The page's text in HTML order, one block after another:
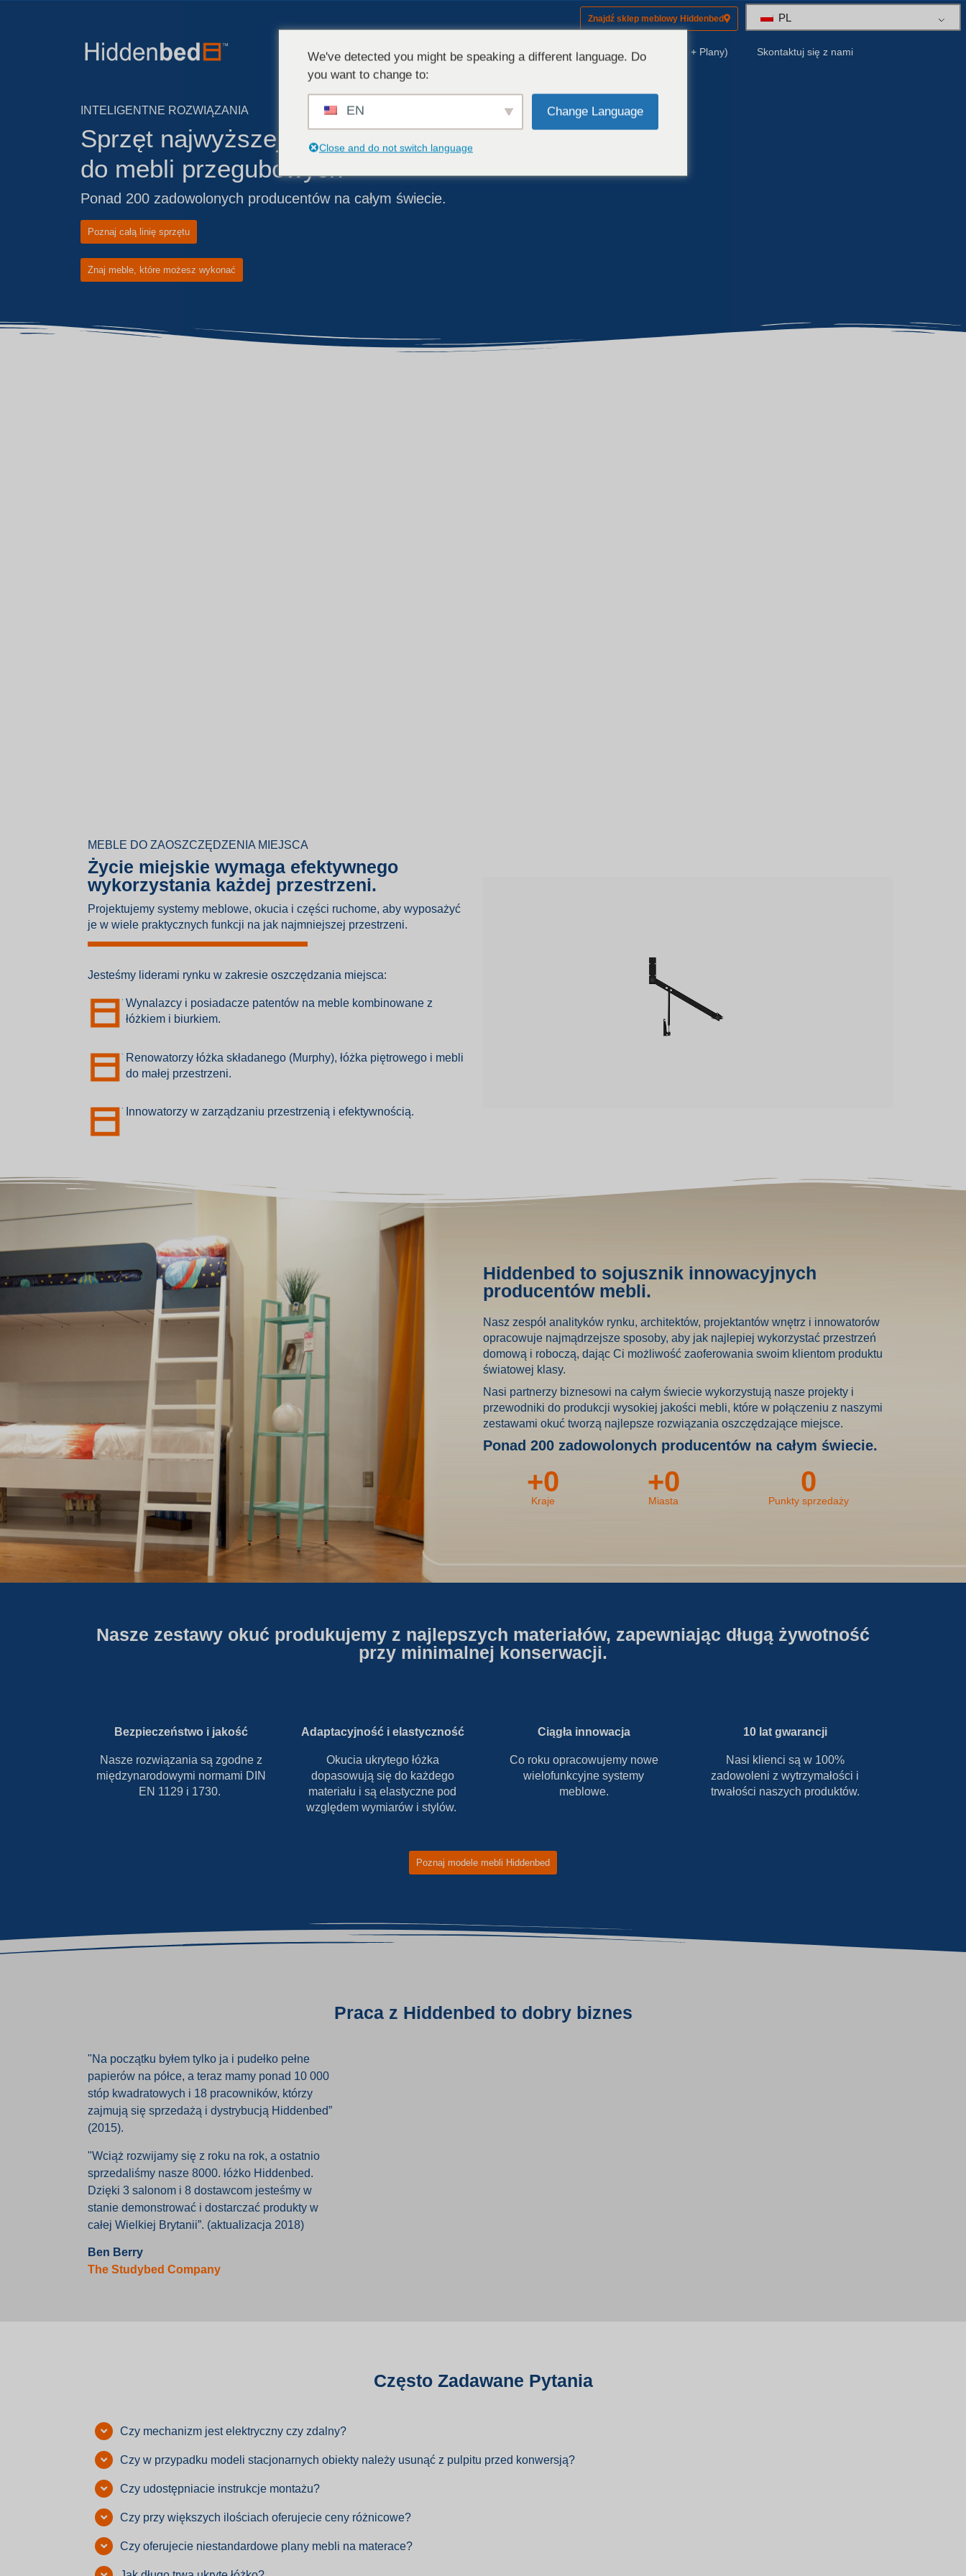
Znajdź sklep meblowy Hiddenbed PL
Sprzęt (modele) Zestawy (Sprzęt + Plany) Skontaktuj się z nami
INTELIGENTNE ROZWIĄZANIA
Sprzęt najwyższej jakości
do mebli przegubowych
Ponad 200 zadowolonych producentów na całym świecie.
Poznaj całą linię sprzętu
Znaj meble, które możesz wykonać
MEBLE DO ZAOSZCZĘDZENIA MIEJSCA
Życie miejskie wymaga efektywnego
wykorzystania każdej przestrzeni.
Projektujemy systemy meblowe, okucia i części ruchome, aby wyposażyć
je w wiele praktycznych funkcji na jak najmniejszej przestrzeni.
Jesteśmy liderami rynku w zakresie oszczędzania miejsca:
Wynalazcy i posiadacze patentów na meble kombinowane z
łóżkiem i biurkiem.
Renowatorzy łóżka składanego (Murphy), łóżka piętrowego i mebli
do małej przestrzeni.
Innowatorzy w zarządzaniu przestrzenią i efektywnością.
Hiddenbed to sojusznik innowacyjnych
producentów mebli.
Nasz zespół analityków rynku, architektów, projektantów wnętrz i innowatorów
opracowuje najmądrzejsze sposoby, aby jak najlepiej wykorzystać przestrzeń
domową i roboczą, dając Ci możliwość zaoferowania swoim klientom produktu
światowej klasy.
Nasi partnerzy biznesowi na całym świecie wykorzystują nasze projekty i
przewodniki do produkcji wysokiej jakości mebli, które w połączeniu z naszymi
zestawami okuć tworzą najlepsze rozwiązania oszczędzające miejsce.
Ponad 200 zadowolonych producentów na całym świecie.
Kraje
+0
Miasta
+0
Punkty sprzedaży
0
Nasze zestawy okuć produkujemy z najlepszych materiałów, zapewniając długą żywotność
przy minimalnej konserwacji.
Bezpieczeństwo i jakość
Nasze rozwiązania są zgodne z
międzynarodowymi normami DIN
EN 1129 i 1730.
Adaptacyjność i elastyczność
Okucia ukrytego łóżka
dopasowują się do każdego
materiału i są elastyczne pod
względem wymiarów i stylów.
Ciągła innowacja
Co roku opracowujemy nowe
wielofunkcyjne systemy
meblowe.
10 lat gwarancji
Nasi klienci są w 100%
zadowoleni z wytrzymałości i
trwałości naszych produktów.
Poznaj modele mebli Hiddenbed
Praca z Hiddenbed to dobry biznes
"Na początku byłem tylko ja i pudełko pełne
papierów na półce, a teraz mamy ponad 10 000
stóp kwadratowych i 18 pracowników, którzy
zajmują się sprzedażą i dystrybucją Hiddenbed”
(2015).
"Wciąż rozwijamy się z roku na rok, a ostatnio
sprzedaliśmy nasze 8000. łóżko Hiddenbed.
Dzięki 3 salonom i 8 dostawcom jesteśmy w
stanie demonstrować i dostarczać produkty w
całej Wielkiej Brytanii”. (aktualizacja 2018)
Ben Berry
The Studybed Company
Często Zadawane Pytania
Czy mechanizm jest elektryczny czy zdalny?
Czy w przypadku modeli stacjonarnych obiekty należy usunąć z pulpitu przed konwersją?
Czy udostępniacie instrukcje montażu?
Czy przy większych ilościach oferujecie ceny różnicowe?
Czy oferujecie niestandardowe plany mebli na materace?
We've detected you might be speaking a different language. Do
you want to change to:
EN Change Language
Close and do not switch language